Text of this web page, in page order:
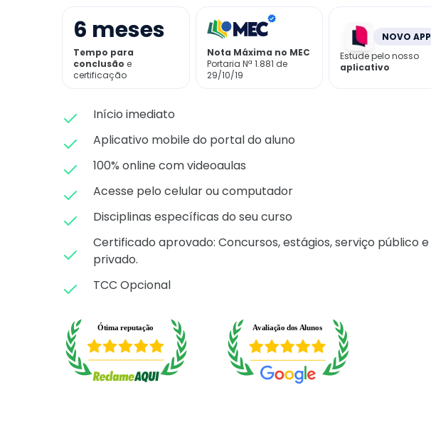
6 meses
Tempo para
conclusão e
certificação
Nota Máxima no MEC
Portaria Nª 1.881 de
29/10/19
NOVO APP
Estude pelo nosso
aplicativo
Início imediato
Aplicativo mobile do portal do aluno
100% online com videoaulas
Acesse pelo celular ou computador
Disciplinas específicas do seu curso
Certificado aprovado: Concursos, estágios, serviço público e
privado.
TCC Opcional